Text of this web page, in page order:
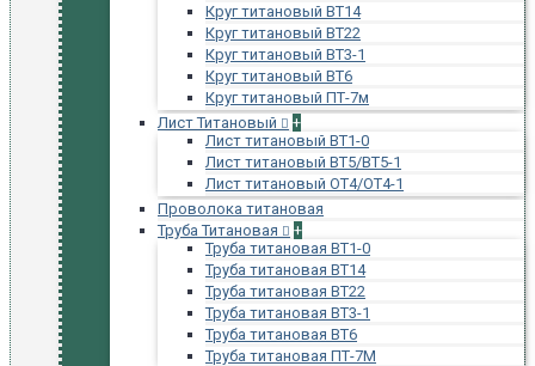
Круг титановый ВТ14
Круг титановый ВТ22
Круг титановый ВТ3-1
Круг титановый ВТ6
Круг титановый ПТ-7м
Лист Титановый
+
Лист титановый ВТ1-0
Лист титановый ВТ5/ВТ5-1
Лист титановый ОТ4/ОТ4-1
Проволока титановая
Труба Титановая
+
Труба титановая ВТ1-0
Труба титановая ВТ14
Труба титановая ВТ22
Труба титановая ВТ3-1
Труба титановая ВТ6
Труба титановая ПТ-7М